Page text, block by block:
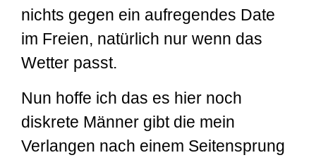
nichts gegen ein aufregendes Date
im Freien, natürlich nur wenn das
Wetter passt.
Nun hoffe ich das es hier noch
diskrete Männer gibt die mein
Verlangen nach einem Seitensprung